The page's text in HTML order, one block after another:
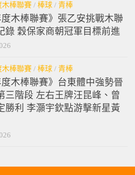
木棒聯賽 / 棒球 / 青棒
木棒聯賽》張乙安挑戰木聯
錄 穀保家商朝冠軍目標前進
木棒聯賽 / 棒球 / 青棒
木棒聯賽》台東體中強勢晉
三階段 左右王牌汪昆峰、曾
勝利 李灝宇欽點游擊新星黃